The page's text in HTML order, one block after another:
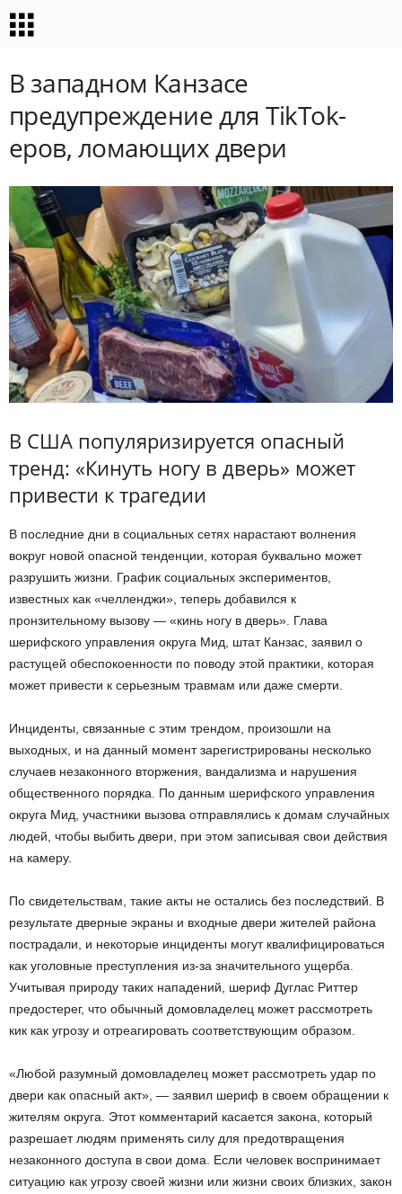
В западном Канзасе
предупреждение для TikTok-
еров, ломающих двери
В США популяризируется опасный
тренд: «Кинуть ногу в дверь» может
привести к трагедии
В последние дни в социальных сетях нарастают волнения
вокруг новой опасной тенденции, которая буквально может
разрушить жизни. График социальных экспериментов,
известных как «челленджи», теперь добавился к
пронзительному вызову — «кинь ногу в дверь». Глава
шерифского управления округа Мид, штат Канзас, заявил о
растущей обеспокоенности по поводу этой практики, которая
может привести к серьезным травмам или даже смерти.
Инциденты, связанные с этим трендом, произошли на
выходных, и на данный момент зарегистрированы несколько
случаев незаконного вторжения, вандализма и нарушения
общественного порядка. По данным шерифского управления
округа Мид, участники вызова отправлялись к домам случайных
людей, чтобы выбить двери, при этом записывая свои действия
на камеру.
По свидетельствам, такие акты не остались без последствий. В
результате дверные экраны и входные двери жителей района
пострадали, и некоторые инциденты могут квалифицироваться
как уголовные преступления из-за значительного ущерба.
Учитывая природу таких нападений, шериф Дуглас Риттер
предостерег, что обычный домовладелец может рассмотреть
кик как угрозу и отреагировать соответствующим образом.
«Любой разумный домовладелец может рассмотреть удар по
двери как опасный акт», — заявил шериф в своем обращении к
жителям округа. Этот комментарий касается закона, который
разрешает людям применять силу для предотвращения
незаконного доступа в свои дома. Если человек воспринимает
ситуацию как угрозу своей жизни или жизни своих близких, закон